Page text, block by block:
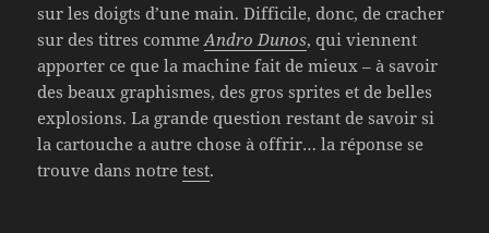
sur les doigts d’une main. Difficile, donc, de cracher
sur des titres commeAndro Dunos, qui viennent
apporter ce que la machine fait de mieux – à savoir
des beaux graphismes, des gros sprites et de belles
explosions. La grande question restant de savoir si
la cartouche a autre chose à offrir… la réponse se
trouve dans notretest.